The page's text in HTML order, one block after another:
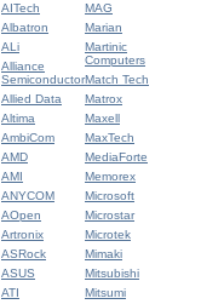
AITech
Albatron
ALi
Alliance
Semiconductor
Allied Data
Altima
AmbiCom
AMD
AMI
ANYCOM
AOpen
Artronix
ASRock
ASUS
ATI
MAG
Marian
Martinic
Computers
Match Tech
Matrox
Maxell
MaxTech
MediaForte
Memorex
Microsoft
Microstar
Microtek
Mimaki
Mitsubishi
Mitsumi